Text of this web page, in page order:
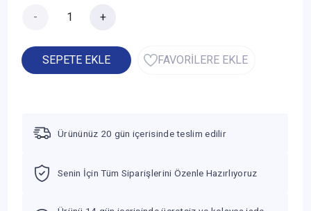
- +
SEPETE EKLE FAVORİLERE EKLE
Ürününüz 20 gün içerisinde teslim edilir
Senin İçin Tüm Siparişlerini Özenle Hazırlıyoruz